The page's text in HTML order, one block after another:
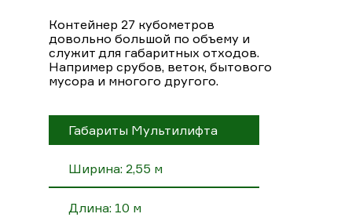
Контейнер 27 кубометров
довольно большой по объему и
служит для габаритных отходов.
Например срубов, веток, бытового
мусора и многого другого.
Габариты Мультилифта
Ширина: 2,55 м
Длина: 10 м